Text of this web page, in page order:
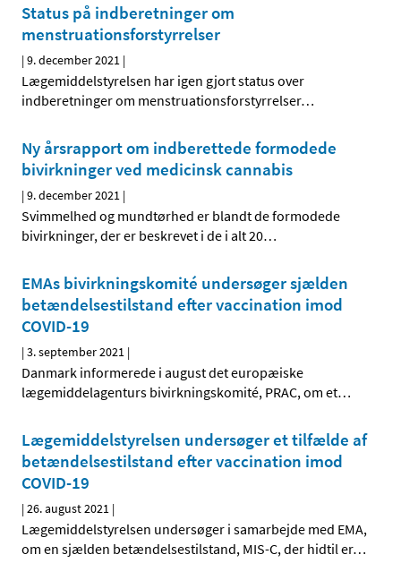
Status på indberetninger om
menstruationsforstyrrelser
|9. december 2021 |
Lægemiddelstyrelsen har igen gjort status over
indberetninger om menstruationsforstyrrelser…
Ny årsrapport om indberettede formodede
bivirkninger ved medicinsk cannabis
|9. december 2021 |
Svimmelhed og mundtørhed er blandt de formodede
bivirkninger, der er beskrevet i de i alt 20…
EMAs bivirkningskomité undersøger sjælden
betændelsestilstand efter vaccination imod
COVID-19
|3. september 2021 |
Danmark informerede i august det europæiske
lægemiddelagenturs bivirkningskomité, PRAC, om et…
Lægemiddelstyrelsen undersøger et tilfælde af
betændelsestilstand efter vaccination imod
COVID-19
|26. august 2021 |
Lægemiddelstyrelsen undersøger i samarbejde med EMA,
om en sjælden betændelsestilstand, MIS-C, der hidtil er…